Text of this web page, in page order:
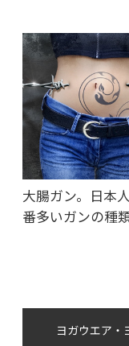
大腸ガン。日本
番多いガンの種
ヨガウエア・